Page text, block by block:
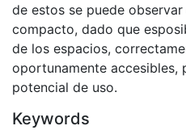
de estos se puede
compacto, dado que
de los espacios,
oportunamente accesibles,
potencial de uso.
Keywords